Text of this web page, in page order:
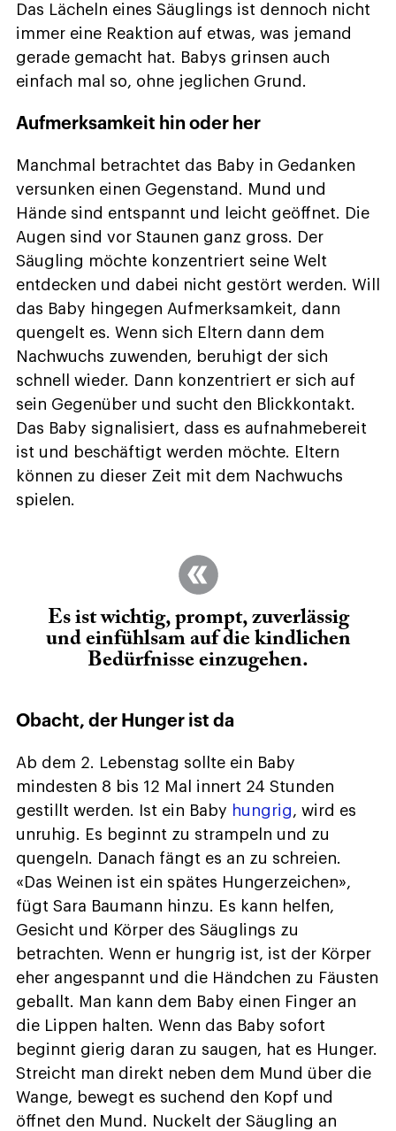
Das Lächeln eines Säuglings ist dennoch nicht
immer eine Reaktion auf etwas, was jemand
gerade gemacht hat. Babys grinsen auch
einfach mal so, ohne jeglichen Grund.
Aufmerksamkeit hin oder her
Manchmal betrachtet das Baby in Gedanken
versunken einen Gegenstand. Mund und
Hände sind entspannt und leicht geöffnet. Die
Augen sind vor Staunen ganz gross. Der
Säugling möchte konzentriert seine Welt
entdecken und dabei nicht gestört werden. Will
das Baby hingegen Aufmerksamkeit, dann
quengelt es. Wenn sich Eltern dann dem
Nachwuchs zuwenden, beruhigt der sich
schnell wieder. Dann konzentriert er sich auf
sein Gegenüber und sucht den Blickkontakt.
Das Baby signalisiert, dass es aufnahmebereit
ist und beschäftigt werden möchte. Eltern
können zu dieser Zeit mit dem Nachwuchs
spielen.
Es ist wichtig, prompt, zuverlässig
und einfühlsam auf die kindlichen
Bedürfnisse einzugehen.
Obacht, der Hunger ist da
Ab dem 2. Lebenstag sollte ein Baby
mindesten 8 bis 12 Mal innert 24 Stunden
gestillt werden. Ist ein Baby hungrig , wird es
unruhig. Es beginnt zu strampeln und zu
quengeln. Danach fängt es an zu schreien.
«Das Weinen ist ein spätes Hungerzeichen»,
fügt Sara Baumann hinzu. Es kann helfen,
Gesicht und Körper des Säuglings zu
betrachten. Wenn er hungrig ist, ist der Körper
eher angespannt und die Händchen zu Fäusten
geballt. Man kann dem Baby einen Finger an
die Lippen halten. Wenn das Baby sofort
beginnt gierig daran zu saugen, hat es Hunger.
Streicht man direkt neben dem Mund über die
Wange, bewegt es suchend den Kopf und
öffnet den Mund. Nuckelt der Säugling an